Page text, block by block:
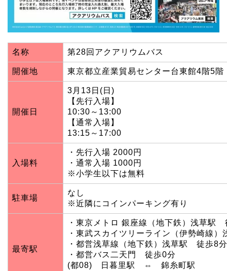
名称 第28回アクアリウムバス
開催地 東京都立産業貿易センター台東館4階5階
開催日
3月13日(日)
【先行入場】
10:30～13:00
【通常入場】
13:15～17:00
入場料
・先行入場 2000円
・通常入場 1000円
※小学生以下は無料
駐車場
なし
※近隣にコインパーキング有り
最寄駅
・東京メトロ 銀座線（地下鉄）浅草駅
・東武スカイツリーライン（伊勢崎線
・都営浅草線（地下鉄）浅草駅 徒歩8分
・都営バス二天門 徒歩0分
(都08) 日暮里駅 ⇔ 錦糸町駅